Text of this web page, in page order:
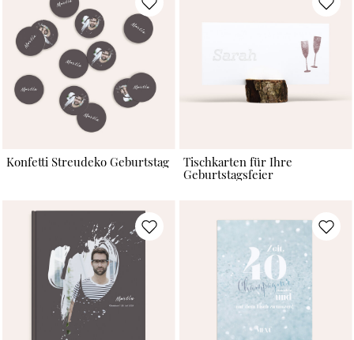
Konfetti Streudeko Geburtstag
Tischkarten für Ihre
Geburtstagsfeier